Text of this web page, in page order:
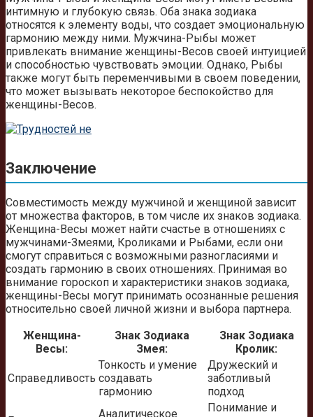
интимную и глубокую связь. Оба знака зодиака
относятся к элементу воды, что создает эмоциональную
гармонию между ними. Мужчина-Рыбы может
привлекать внимание женщины-Весов своей интуицией
и способностью чувствовать эмоции. Однако, Рыбы
также могут быть переменчивыми в своем поведении,
что может вызывать некоторое беспокойство для
женщины-Весов.
Заключение
Совместимость между мужчиной и женщиной зависит
от множества факторов, в том числе их знаков зодиака.
Женщина-Весы может найти счастье в отношениях с
мужчинами-Змеями, Кроликами и Рыбами, если они
смогут справиться с возможными разногласиями и
создать гармонию в своих отношениях. Принимая во
внимание гороскоп и характеристики знаков зодиака,
женщины-Весы могут принимать осознанные решения
относительно своей личной жизни и выбора партнера.
Женщина-
Весы:
Знак Зодиака
Змея:
Знак Зодиака
Кролик:
Справедливость
Тонкость и умение
создавать
гармонию
Дружеский и
заботливый
подход
Аналитическое
Понимание и